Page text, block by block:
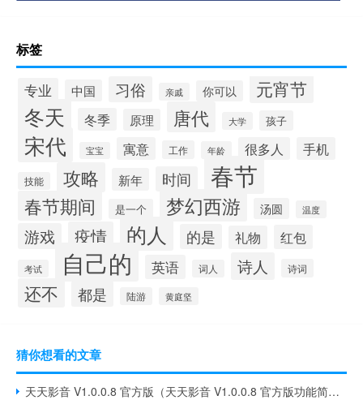
标签
专业 中国 习俗 亲戚 你可以 元宵节
冬天 冬季 原理 唐代 大学 孩子
宋代 宝宝 寓意 工作 年龄 很多人 手机
技能 攻略 新年 时间 春节
春节期间 是一个 梦幻西游 汤圆 温度
游戏 疫情 的人 的是 礼物 红包
考试 自己的 英语 词人 诗人 诗词
还不 都是 陆游 黄庭坚
猜你想看的文章
天天影音 V1.0.0.8 官方版（天天影音 V1.0.0.8 官方版功能简介）